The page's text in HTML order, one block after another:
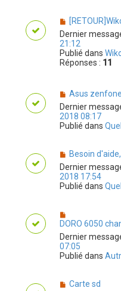
Dernier
21:12
Publié dans
Réponses : 11
Asus
Dernier
2018 08:17
Publié dans
Besoin
Dernier
2018 17:54
Publié dans
DORO 6050
Dernier
07:05
Publié dans
Carte sd